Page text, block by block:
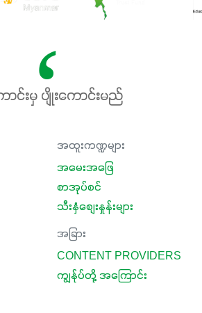
ာင်းမှ ပျိုးကောင်းမည်
အထူးကဏ္ဍများ
အမေးအဖြေ
စာအုပ်စင်
သီးနှံစျေးနှုန်းများ
အခြား
CONTENT PROVIDERS
ကျွန်ုပ်တို့ အကြောင်း